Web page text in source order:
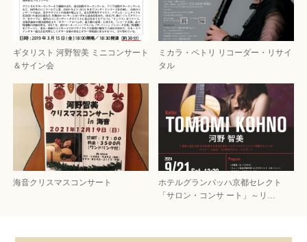
ギタリスト 河野智美 ミニコンサート
＆サイン会
ミカラ・ペトリ リコーダー・リサイ
タル
海音クリスマスコンサート
ホテルグランバッハ京都セレクト
「サロン・コンサ ート」～リ…